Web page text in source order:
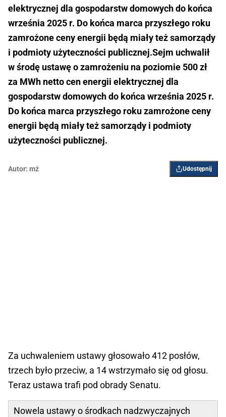
elektrycznej dla gospodarstw domowych do końca
września 2025 r. Do końca marca przyszłego roku
zamrożone ceny energii będą miały też samorządy
i podmioty użyteczności publicznej.Sejm uchwalił
w środę ustawę o zamrożeniu na poziomie 500 zł
za MWh netto cen energii elektrycznej dla
gospodarstw domowych do końca września 2025 r.
Do końca marca przyszłego roku zamrożone ceny
energii będą miały też samorządy i podmioty
użyteczności publicznej.
Autor: mż Udostępnij
Za uchwaleniem ustawy głosowało 412 posłów,
trzech było przeciw, a 14 wstrzymało się od głosu.
Teraz ustawa trafi pod obrady Senatu.
Nowela ustawy o środkach nadzwyczajnych